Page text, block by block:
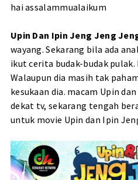
hai assalammualaikum
Upin Dan Ipin Jeng Jeng
wayang. Sekarang bila ada
ikut cerita budak-budak
Walaupun dia masih tak
kesukaan dia. macam Upin
dekat tv, sekarang tengah
untuk movie Upin dan Ipin